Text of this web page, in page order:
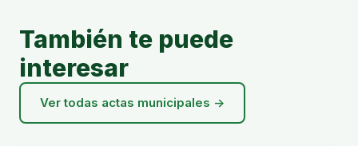
También te puede
interesar
Ver todas actas municipales →